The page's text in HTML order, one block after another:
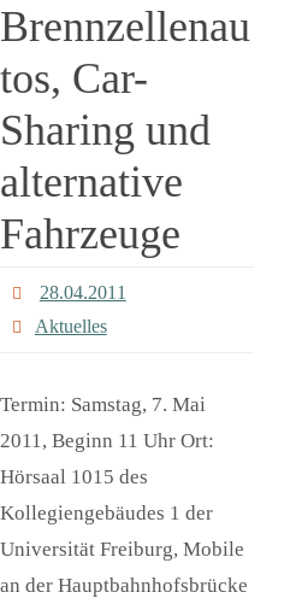
Brennzellenau
tos, Car-
Sharing und
alternative
Fahrzeuge
28.04.2011
Aktuelles
Termin: Samstag, 7. Mai
2011, Beginn 11 Uhr Ort:
Hörsaal 1015 des
Kollegiengebäudes 1 der
Universität Freiburg, Mobile
an der Hauptbahnhofsbrücke